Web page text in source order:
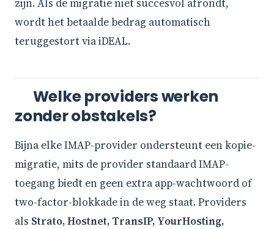
zijn. Als de migratie niet succesvol afrondt,
wordt het betaalde bedrag automatisch
teruggestort via iDEAL.
Welke providers werken
zonder obstakels?
Bijna elke IMAP-provider ondersteunt een kopie-
migratie, mits de provider standaard IMAP-
toegang biedt en geen extra app-wachtwoord of
two-factor-blokkade in de weg staat. Providers
als Strato, Hostnet, TransIP, YourHosting,